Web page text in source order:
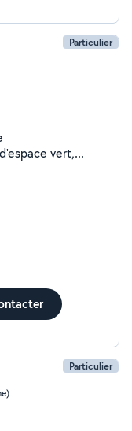
Particulier
vert,...
Particulier